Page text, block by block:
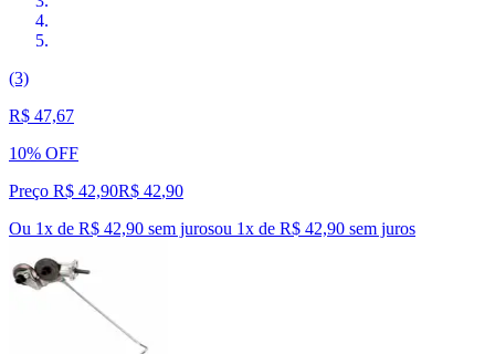
(3)
R$ 47,67
10% OFF
Preço R$ 42,90R$ 42,90
Ou 1x de R$ 42,90 sem jurosou 1x de R$ 42,90 sem juros